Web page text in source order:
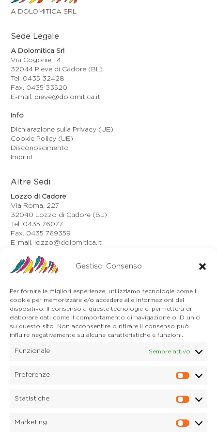
Gestisci Consenso
Per fornire le migliori esperienze, utilizziamo tecnologie come i
cookie per memorizzare e/o accedere alle informazioni del
dispositivo. Il consenso a queste tecnologie ci permetterà di
elaborare dati come il comportamento di navigazione o ID unici
su questo sito. Non acconsentire o ritirare il consenso può
influire negativamente su alcune caratteristiche e funzioni.
Funzionale Sempre attivo
Preferenze
Statistiche
Marketing
A DOLOMITICA SRL
Sede Legale
A Dolomitica Srl
Via Cogonie, 14
32044 Pieve di Cadore (BL)
Tel. 0435 32428
Fax. 0435 33520
E-mail. pieve@dolomitica.it
Info
Dichiarazione sulla Privacy (UE)
Cookie Policy (UE)
Disconoscimento
Imprint
Altre Sedi
Lozzo di Cadore
Via Roma, 227
32040 Lozzo di Cadore (BL)
Tel. 0435 76077
Fax. 0435 769359
E-mail. lozzo@dolomitica.it
Auronzo di Cadore
Via Unione, 21/B
32041 Auronzo di Cadore (BL)
E-mail. auronzo@dolomitica.it
Cortina d'Ampezzo
32043 Cortina d'Ampezzo (BL)
Tel. 0436 4127
E-mail. pieve@dolomitica.it
S. Stefano di Cadore
32045 S. Stefano di Cadore - Comelico (BL)
32040 Candide di Comelico Superiore (BL)